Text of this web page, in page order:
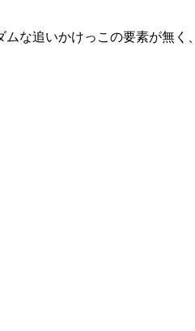
な追いかけっこの要素が無く